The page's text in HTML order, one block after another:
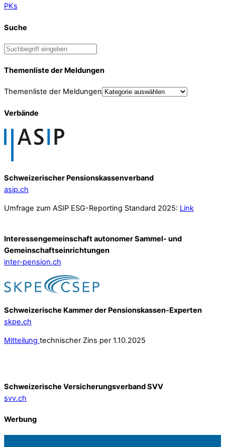
PKs
Suche
Themenliste der Meldungen
Themenliste der Meldungen
Verbände
Schweizerischer Pensionskassenverband
asip.ch
Umfrage zum ASIP ESG-Reporting Standard 2025: Link
Interessengemeinschaft autonomer Sammel- und
Gemeinschafts­einrichtungen
inter-pension.ch
Schweizerische Kammer der Pensionskassen-Experten
skpe.ch
Mitteilung technischer Zins per 1.10.2025
Schweizerische Versicherungsverband SVV
svv.ch
Werbung